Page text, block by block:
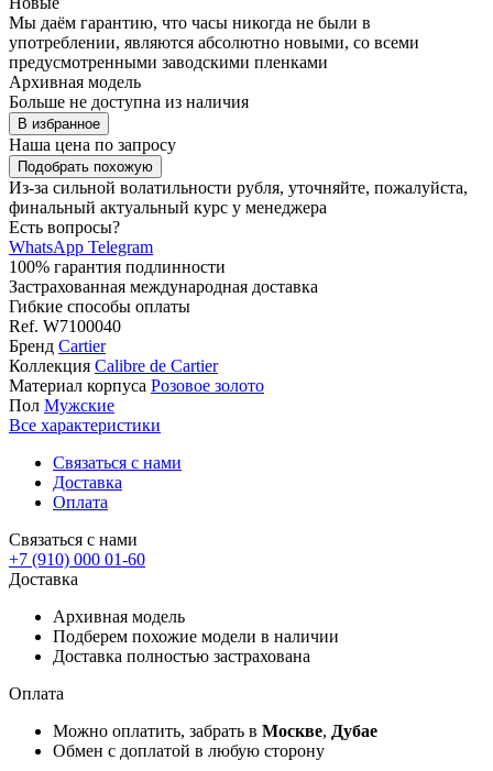
Мы даём гарантию, что часы никогда не были в
употреблении, являются абсолютно новыми, со всеми
предусмотренными заводскими пленками
Архивная модель
Больше не доступна из наличия
В избранное
Наша цена по запросу
Подобрать похожую
Из-за сильной волатильности рубля, уточняйте, пожалуйста,
финальный актуальный курс у менеджера
Есть вопросы?
WhatsApp Telegram
100% гарантия подлинности
Застрахованная международная доставка
Гибкие способы оплаты
Ref. W7100040
Бренд Cartier
Коллекция Calibre de Cartier
Материал корпуса Розовое золото
Пол Мужские
Все характеристики
Связаться с нами
Доставка
Оплата
Связаться с нами
+7 (910) 000 01-60
Доставка
Архивная модель
Подберем похожие модели в наличии
Доставка полностью застрахована
Оплата
Можно оплатить, забрать в Москве, Дубае
Обмен с доплатой в любую сторону